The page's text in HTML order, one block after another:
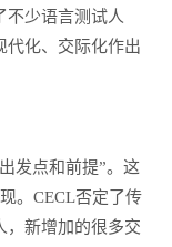
不少语言测试人
代化、交际化作出
发点和前提”。这
。CECL否定了传
，新增加的很多交